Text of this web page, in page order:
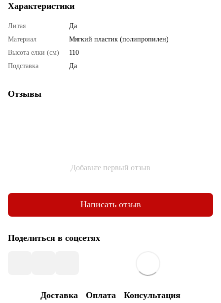
Характеристики
Литая
Да
Материал
Мягкий пластик (полипропилен)
Высота елки (см)
110
Подставка
Да
Отзывы
Добавьте первый отзыв
Написать отзыв
Поделиться в соцсетях
Доставка Оплата Консультация